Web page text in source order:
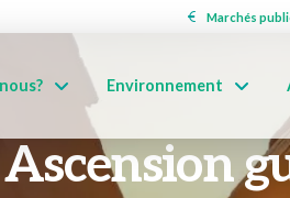
Marchés
Environnement
Ascension